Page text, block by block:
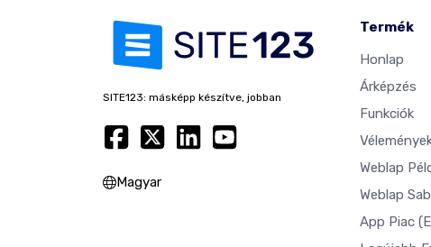
SITE123: másképp készítve, jobban
Magyar
Termék
Honlap
Árképzés
Funkciók
Weblap
Weblap
App Piac